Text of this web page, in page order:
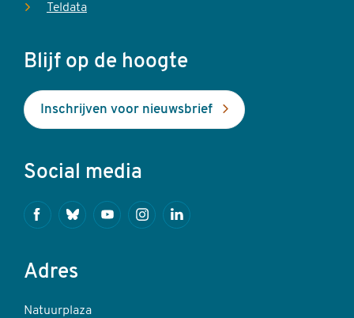
Teldata
Blijf op de hoogte
Inschrijven voor nieuwsbrief
Social media
FacebookBlueskyYoutubeInstagramLinkedin
Adres
Natuurplaza